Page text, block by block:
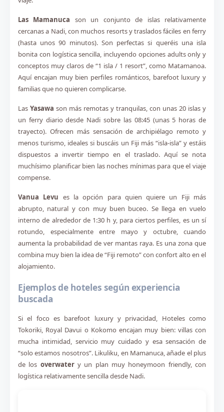
Las Mamanuca son un conjunto de islas relativamente
cercanas a Nadi, con muchos resorts y traslados fáciles en ferry
(hasta unos 90 minutos). Son perfectas si queréis una isla
bonita con logística sencilla, incluyendo opciones adults only y
conceptos muy claros de “1 isla / 1 resort”, como Matamanoa.
Aquí encajan muy bien perfiles románticos, barefoot luxury y
familias que no quieren complicarse.
Las Yasawa son más remotas y tranquilas, con unas 20 islas y
un ferry diario desde Nadi sobre las 08:45 (unas 5 horas de
trayecto). Ofrecen más sensación de archipiélago remoto y
menos turismo, ideales si buscáis un Fiji más “isla-isla” y estáis
dispuestos a invertir tiempo en el traslado. Aquí se nota
muchísimo planificar bien las noches mínimas para que el viaje
compense.
Vanua Levu es la opción para quien quiere un Fiji más
abrupto, natural y con muy buen buceo. Se llega en vuelo
interno de alrededor de 1:30 h y, para ciertos perfiles, es un sí
rotundo, especialmente entre mayo y octubre, cuando
aumenta la probabilidad de ver mantas raya. Es una zona que
combina muy bien la idea de “Fiji remoto” con confort alto en el
alojamiento.
Ejemplos de hoteles según experiencia
buscada
Si el foco es barefoot luxury y privacidad, Hoteles como
Tokoriki, Royal Davui o Kokomo encajan muy bien: villas con
mucha intimidad, servicio muy cuidado y esa sensación de
“solo estamos nosotros”. Likuliku, en Mamanuca, añade el plus
de los overwatery un plan muy honeymoon friendly, con
logística relativamente sencilla desde Nadi.